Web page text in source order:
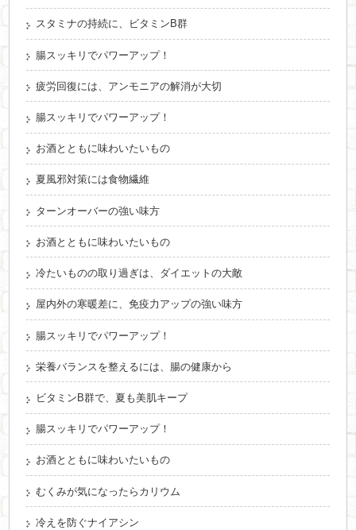
スタミナの持続に、ビタミンB群
腸スッキリでパワーアップ！
疲労回復には、アンモニアの解消が大切
腸スッキリでパワーアップ！
お酒とともに味わいたいもの
夏風邪対策には食物繊維
ターンオーバーの強い味方
お酒とともに味わいたいもの
冷たいものの取り過ぎは、ダイエットの大敵
屋内外の寒暖差に、免疫力アップの強い味方
腸スッキリでパワーアップ！
栄養バランスを整えるには、腸の健康から
ビタミンB群で、夏も美肌キープ
腸スッキリでパワーアップ！
お酒とともに味わいたいもの
むくみが気になったらカリウム
冷えを防ぐナイアシン